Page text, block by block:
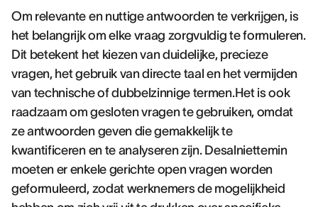
Om relevante en nuttige antwoorden te verkrijgen, is
het belangrijk om elke vraag zorgvuldig te formuleren.
Dit betekent het kiezen van duidelijke, precieze
vragen, het gebruik van directe taal en het vermijden
van technische of dubbelzinnige termen.Het is ook
raadzaam om gesloten vragen te gebruiken, omdat
ze antwoorden geven die gemakkelijk te
kwantificeren en te analyseren zijn. Desalniettemin
moeten er enkele gerichte open vragen worden
geformuleerd, zodat werknemers de mogelijkheid